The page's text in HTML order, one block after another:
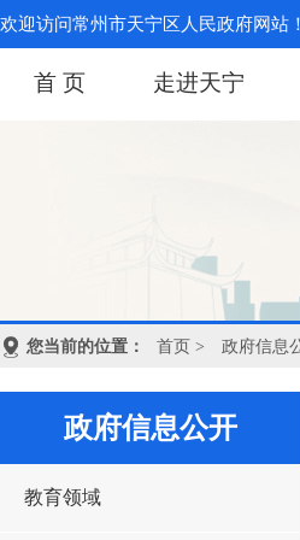
欢迎访问常州市天宁区人民政府网站！
首 页 走进天宁
您当前的位置： 首页 > 政府信息
政府信息公开
教育领域